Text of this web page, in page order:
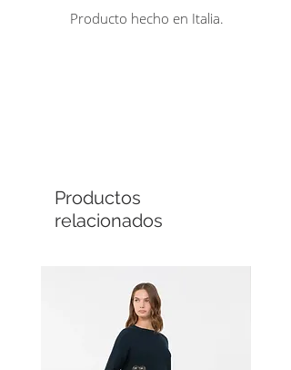
Producto hecho en Italia.
Productos
relacionados